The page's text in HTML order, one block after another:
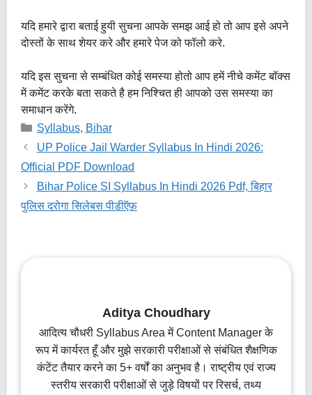
यदि हमारे द्वारा बताई हुयी सुचना आपके समझ आई हो तो आप इसे अपने
दोस्तों के साथ शेयर करे और हमारे पेज को फॉलो करे.
यदि इस सुचना से सम्बंधित कोई समस्या होतो आप हमें नीचे कमेंट बॉक्स
में कमेंट करके बता सकते है हम निश्चित ही आपको उस समस्या का
समाधान करेंगे.
Categories
Syllabus, Bihar
UP Police Jail Warder Syllabus In Hindi 2026:
Official PDF Download
Bihar Police SI Syllabus In Hindi 2026 Pdf, बिहार
पुलिस दरोगा सिलेबस पीडीऍफ़
Aditya Choudhary
आदित्य चौधरी Syllabus Area में Content Manager के
रूप में कार्यरत हूँ और मुझे सरकारी परीक्षाओं से संबंधित शैक्षणिक
कंटेंट तैयार करने का 5+ वर्षों का अनुभव है। राष्ट्रीय एवं राज्य
स्तरीय सरकारी परीक्षाओं से जुड़े विषयों पर रिसर्च, तथ्य